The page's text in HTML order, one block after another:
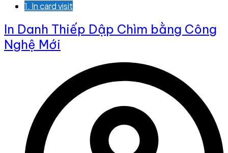
1. In card visit
In Danh Thiếp Dập Chìm bằng Công
Nghệ Mới